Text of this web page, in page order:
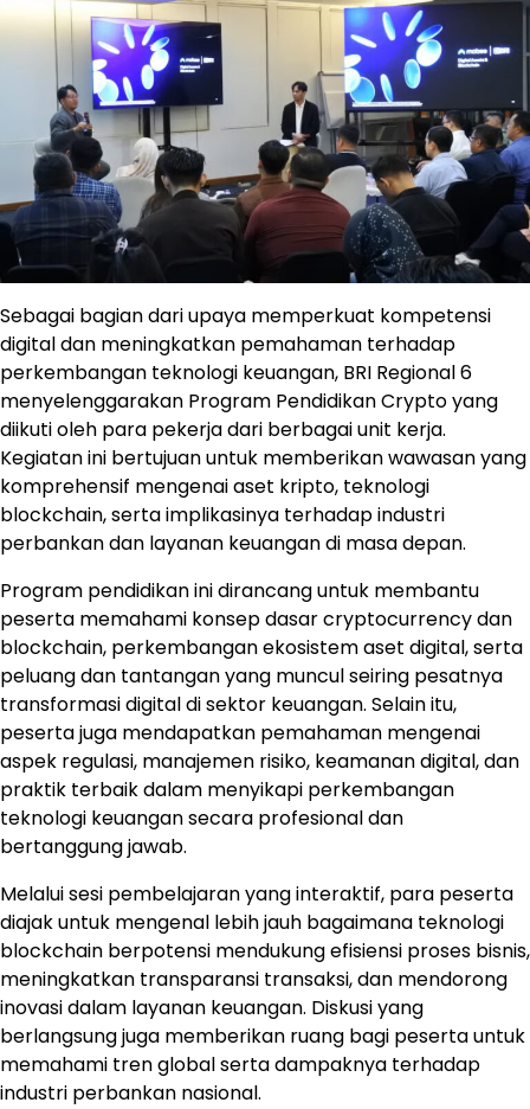
Sebagai bagian dari upaya memperkuat kompetensi
digital dan meningkatkan pemahaman terhadap
perkembangan teknologi keuangan, BRI Regional 6
menyelenggarakan Program Pendidikan Crypto yang
diikuti oleh para pekerja dari berbagai unit kerja.
Kegiatan ini bertujuan untuk memberikan wawasan yang
komprehensif mengenai aset kripto, teknologi
blockchain, serta implikasinya terhadap industri
perbankan dan layanan keuangan di masa depan.
Program pendidikan ini dirancang untuk membantu
peserta memahami konsep dasar cryptocurrency dan
blockchain, perkembangan ekosistem aset digital, serta
peluang dan tantangan yang muncul seiring pesatnya
transformasi digital di sektor keuangan. Selain itu,
peserta juga mendapatkan pemahaman mengenai
aspek regulasi, manajemen risiko, keamanan digital, dan
praktik terbaik dalam menyikapi perkembangan
teknologi keuangan secara profesional dan
bertanggung jawab.
Melalui sesi pembelajaran yang interaktif, para peserta
diajak untuk mengenal lebih jauh bagaimana teknologi
blockchain berpotensi mendukung efisiensi proses bisnis,
meningkatkan transparansi transaksi, dan mendorong
inovasi dalam layanan keuangan. Diskusi yang
berlangsung juga memberikan ruang bagi peserta untuk
memahami tren global serta dampaknya terhadap
industri perbankan nasional.